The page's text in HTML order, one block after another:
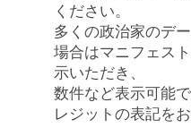
ください。
多くの政治家のデ
場合はマニフェス
示いただき、
数件など表示可能
レジットの表記を